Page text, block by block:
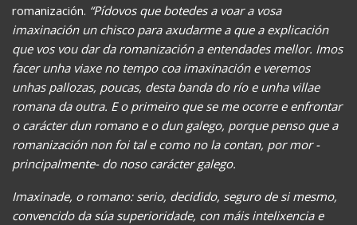
romanización. “Pídovos que botedes a voar a vosa
imaxinación un chisco para axudarme a que a explicación
que vos vou dar da romanización a entendades mellor. Imos
facer unha viaxe no tempo coa imaxinación e veremos
unhas pallozas, poucas, desta banda do río e unha villae
romana da outra. E o primeiro que se me ocorre e enfrontar
o carácter dun romano e o dun galego, porque penso que a
romanización non foi tal e como no la contan, por mor -
principalmente- do noso carácter galego.
Imaxinade, o romano: serio, decidido, seguro de si mesmo,
convencido da súa superioridade, con máis intelixencia e